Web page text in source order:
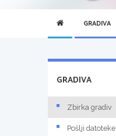
GRADIVA
GRADIVA
Zbirka gradiv
Pošlji datoteke